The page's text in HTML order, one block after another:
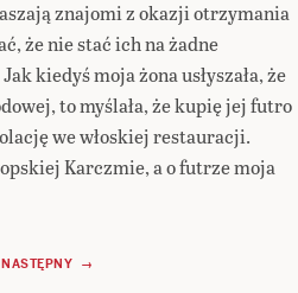
znajomi z okazji otrzymania
że nie stać ich na żadne
kiedyś moja żona usłyszała, że
to myślała, że kupię jej futro
we włoskiej restauracji.
Karczmie, a o futrze moja
NASTĘPNY →